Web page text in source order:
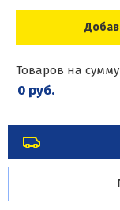
Товаров на сумму
0 руб.